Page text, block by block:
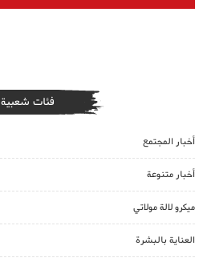
فئات شعبية
أخبار المجتمع
أخبار متنوعة
ميكرو لالة مولاتي
العناية بالبشرة